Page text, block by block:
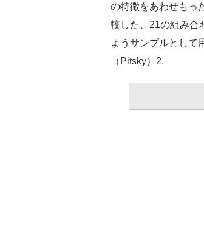
の特徴をあわせもっ
較した、21の組み合
ようサンプルとして
（Pitsky）2.